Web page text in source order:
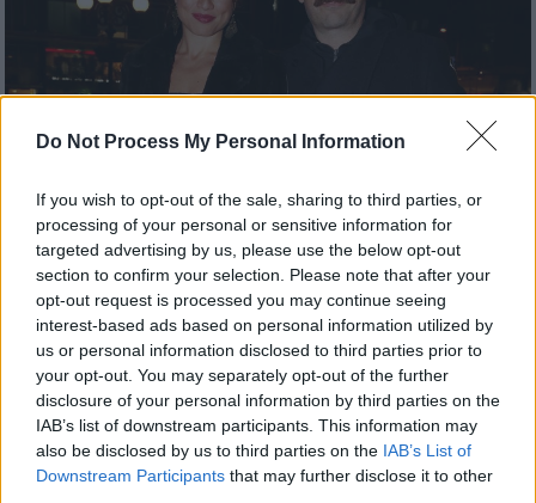
Do Not Process My Personal Information
If you wish to opt-out of the sale, sharing to third parties, or
processing of your personal or sensitive information for
targeted advertising by us, please use the below opt-out
section to confirm your selection. Please note that after your
opt-out request is processed you may continue seeing
interest-based ads based on personal information utilized by
us or personal information disclosed to third parties prior to
your opt-out. You may separately opt-out of the further
disclosure of your personal information by third parties on the
IAB’s list of downstream participants. This information may
also be disclosed by us to third parties on the IAB’s List of
Downstream Participants that may further disclose it to other
Προσθέστε το ΕΘΝΟΣ στη Google
ΟΑλέξανδρος Λογοθέτης, ο οποίος αυτή την
περίοδο συμμετέχει στη σειρά «Σπίτι
είναι...», παραχώρησε συνέντευξη στο
περιοδικό «Τηλέραμα» και μίλησε για τα
χαμηλά ποσοστά που κάνει η σειρά του
Alpha.